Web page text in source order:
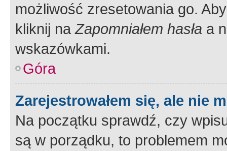
możliwość zresetowania go.
kliknij naZapomniałem hasła a
wskazówkami.
Góra
Zarejestrowałem się, ale nie
Na początku sprawdź, czy
są w porządku, to problemem